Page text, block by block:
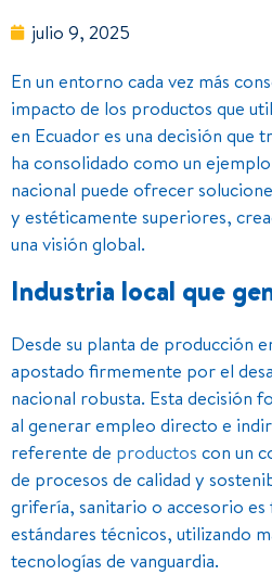
julio 9, 2025
En un entorno cada vez más
impacto de los productos que
en Ecuador es una decisión que
ha consolidado como un
nacional puede ofrecer
y estéticamente superiores,
una visión global.
Industria local que
Desde su planta de producción
apostado firmemente por el
nacional robusta. Esta decisión
al generar empleo directo e
referente de productos con un
de procesos de calidad y
grifería, sanitario o accesorio es
estándares técnicos, utilizando
tecnologías de vanguardia.